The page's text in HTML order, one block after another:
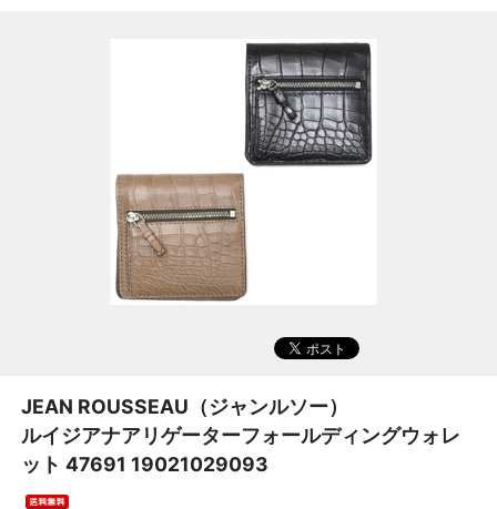
JEAN ROUSSEAU（ジャンルソー）
ルイジアナアリゲーターフォールディングウォレ
ット 47691 19021029093